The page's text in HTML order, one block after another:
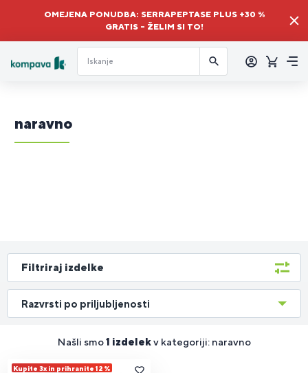
OMEJENA PONUDBA: SERRAPEPTASE PLUS +30 %
GRATIS – ŽELIM SI TO!
naravno
Filtriraj izdelke
Našli smo1 izdelekv kategoriji: naravno
Razvrsti po priljubljenosti
Kupite 3x in prihranite 12 %